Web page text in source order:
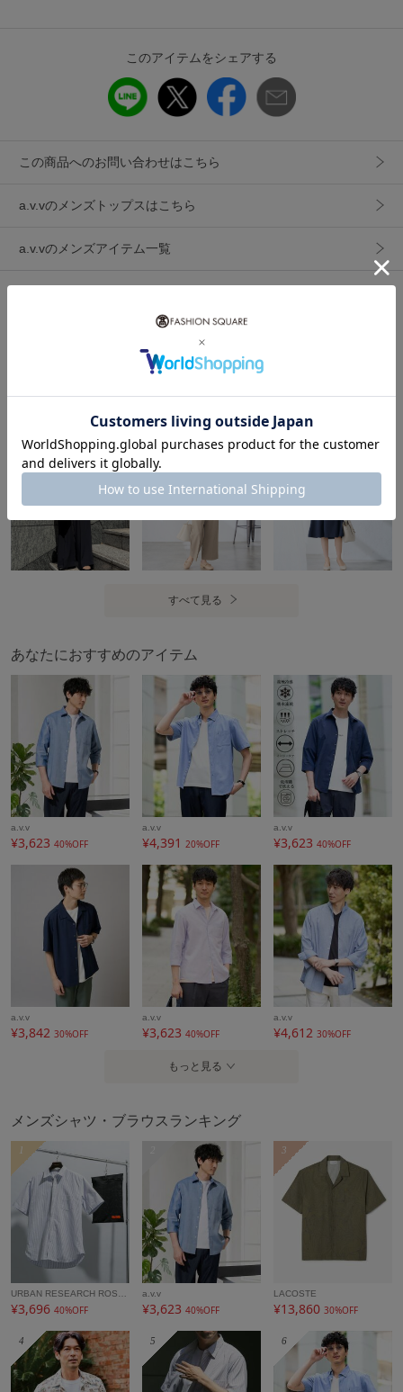
＼嬉しい多機能素材／
・ご自宅で気軽に洗濯機で洗える
・蓄熱保温で冬も快適
【スタイリング】
ガンやニットのインナーにもおすすめ。 ジャケットと合わせ
春：△ 夏：× 秋：◎ 冬：◎
----------------
裏地：なし
伸縮性：あり
≪お気に入り登録機能の使い方≫
■商品のお気に入り登録（ハートマークをクリック）
再入荷通知や値下げ等、お得なご案内を受けることができま
す。
----------------
より実際の色味と異なって見える場合がございます。
商品の色味の目安は商品単体の画像をご参照ください。
アイテム情報
配送料
全国一律715円（税込）
カテゴリ トップス シャツ・ブラウス
素材 ポリエステル 98% ポリウレタン 2%
製造国 詳細は下記よりお問い合わせください
ギフト 可
このアイテムをシェアする
この商品へのお問い合わせはこちら
a.v.vのメンズトップスはこちら
a.v.vのメンズアイテム一覧
このショップをお気に入りに追加
a.v.vのコーディネート
すべて見る
あなたにおすすめのアイテム
a.v.v
¥3,623 40%OFF
a.v.v
¥4,391 20%OFF
a.v.v
¥3,623 40%OFF
a.v.v
¥3,842 30%OFF
a.v.v
¥3,623 40%OFF
a.v.v
¥4,612 30%OFF
もっと見る
メンズシャツ・ブラウスランキング
1
URBAN RESEARCH ROSSO
¥3,696 40%OFF
a.v.v
¥3,62340%OFF
3
LACOSTE
¥13,86030%OFF
4 5 6